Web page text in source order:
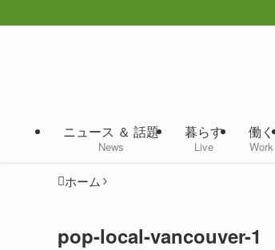
ニュース ＆ 話題
News
暮らす
Live
働く
Work
ホーム
pop-local-vancouver-1